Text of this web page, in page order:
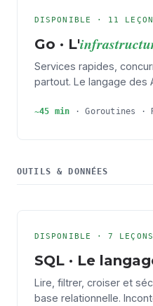
DISPONIBLE · 11
Go · L'
Services rapides,
partout. Le langage des
~45 min · Goroutines ·
OUTILS & DONNÉES
DISPONIBLE · 7 LEÇONS
SQL · Le
Lire, filtrer, croiser et
base relationnelle.